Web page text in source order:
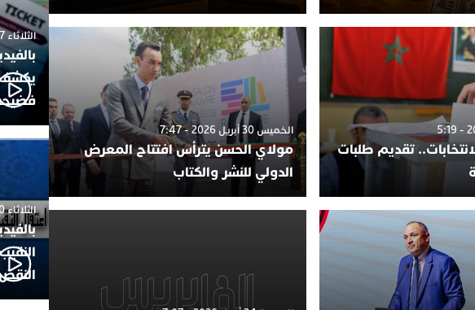
تقديم طلبات
الخميس 30 أبريل 2026 - 7:47
مولاي الحسن يترأس افتتاح المعرض
الدولي للنشر والكتاب
الثلاثاء 17 أكتوبر 2023 - 2:00
يكشف
الثلاثاء 30 مايو 2023 - 2:17